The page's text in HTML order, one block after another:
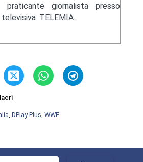
praticante giornalista presso
TELEMIA.
,DPlay Plus ,WWE